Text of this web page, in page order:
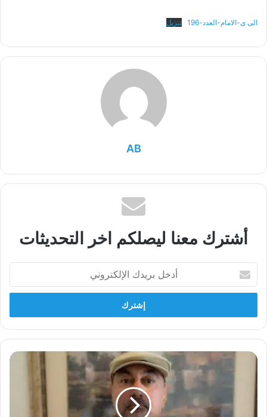
الى ى-الامام-العدد-196 تنزيل
AB
أشترك معنا ليصلكم اخر التحديثات
بريدك
الإلكتروني
الانتخابات